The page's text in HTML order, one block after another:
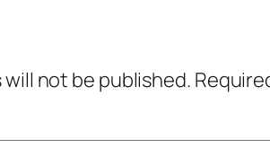
will not be published.